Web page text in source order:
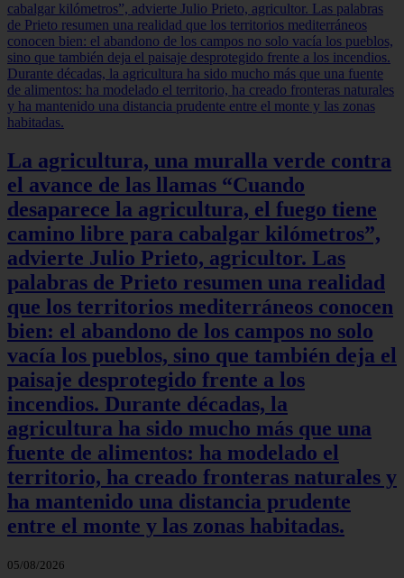
La agricultura, una muralla verde contra
el avance de las llamas “Cuando
desaparece la agricultura, el fuego tiene
camino libre para cabalgar kilómetros”,
advierte Julio Prieto, agricultor. Las
palabras de Prieto resumen una realidad
que los territorios mediterráneos conocen
bien: el abandono de los campos no solo
vacía los pueblos, sino que también deja el
paisaje desprotegido frente a los
incendios. Durante décadas, la
agricultura ha sido mucho más que una
fuente de alimentos: ha modelado el
territorio, ha creado fronteras naturales y
ha mantenido una distancia prudente
entre el monte y las zonas habitadas.
05/08/2026